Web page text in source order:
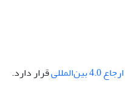
قرار دارد.